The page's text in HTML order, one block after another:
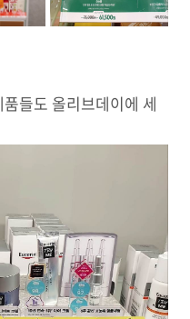
들도 올리브데이에 세